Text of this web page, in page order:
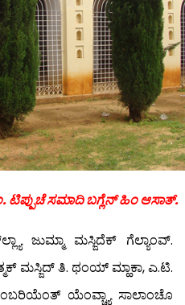
ಟಿಪ್ಪುಚೆ ಸಮಾದಿ ಬಗ್ಲೆನ್ ಹಿಂ ಆಸಾತ್.
ಜುಮ್ಮಾ ಮಸ್ಜಿದೆಕ್ ಗೆಲ್ಯಾಂವ್.
ಮಸ್ಜಿದ್ ತಿ. ಥಂಯ್ ಮ್ಹಾಕಾ, ಎ.ಟಿ.
ಯೆಂವ್ಚ್ಯಾ ಸಾಲಾಂಚೊ